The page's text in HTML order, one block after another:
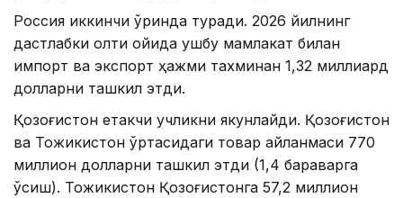
Россия иккинчи ўринда туради. 2026 йилнинг
дастлабки олти ойида ушбу мамлакат билан
импорт ва экспорт ҳажми тахминан 1,32 миллиард
долларни ташкил этди.
Қозоғистон етакчи учликни якунлайди. Қозоғистон
ва Тожикистон ўртасидаги товар айланмаси 770
миллион долларни ташкил этди (1,4 бараварга
ўсиш). Тожикистон Қозоғистонга 57,2 миллион